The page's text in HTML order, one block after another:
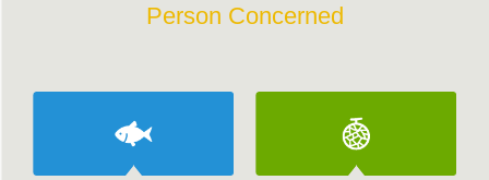
Person Concerned